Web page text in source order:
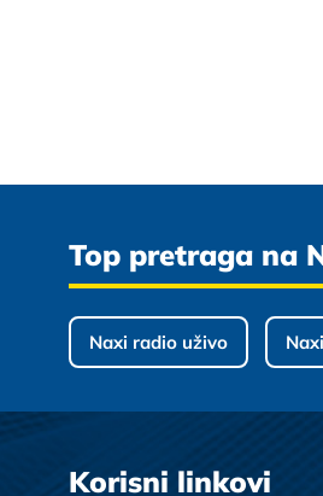
Top pretraga na
Naxi radio uživo
Korisni linkovi